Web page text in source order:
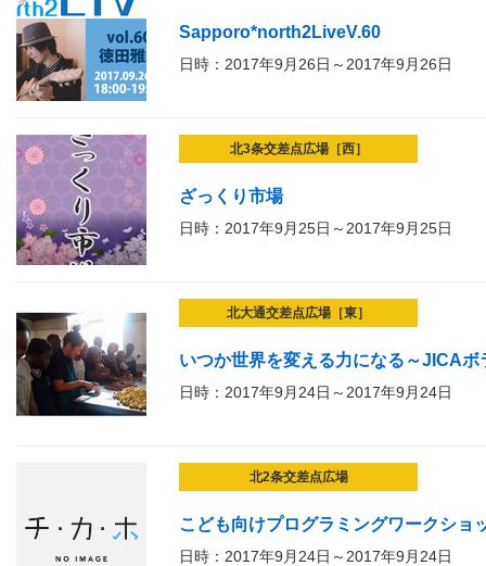
Sapporo*north2LiveV.60
日時：2017年9月26日～2017年9月26日
北3条交差点広場［西］
ざっくり市場
日時：2017年9月25日～2017年9月25日
北大通交差点広場［東］
いつか世界を変える力になる～JICA
日時：2017年9月24日～2017年9月24日
北2条交差点広場
こども向けプログラミングワークショ
日時：2017年9月24日～2017年9月24日